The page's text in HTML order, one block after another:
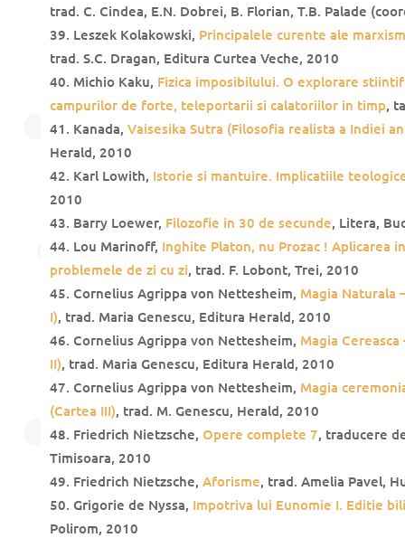
trad. C. Cindea, E.N. Dobrei, B. Florian, T.B. Palade
Leszek Kolakowski, Principalele curente ale
trad. S.C. Dragan, Editura Curtea Veche, 2010
Michio Kaku, Fizica imposibilului. O explorare
campurilor de forte, teleportarii si calatoriilor in timp,
Kanada, Vaisesika Sutra (Filosofia realista a Indiei
Herald, 2010
Karl Lowith, Istorie si mantuire. Implicatiile
2010
Barry Loewer, Filozofie in 30 de secunde, Litera,
Lou Marinoff, Inghite Platon, nu Prozac ! Aplicarea
problemele de zi cu zi, trad. F. Lobont, Trei, 2010
Cornelius Agrippa von Nettesheim, Magia Naturala
I), trad. Maria Genescu, Editura Herald, 2010
Cornelius Agrippa von Nettesheim, Magia
II), trad. Maria Genescu, Editura Herald, 2010
Cornelius Agrippa von Nettesheim, Magia
(Cartea III), trad. M. Genescu, Herald, 2010
Friedrich Nietzsche, Opere complete 7, traducere
Timisoara, 2010
Friedrich Nietzsche, Aforisme, trad. Amelia Pavel,
Grigorie de Nyssa, Impotriva lui Eunomie I. Editie
Polirom, 2010